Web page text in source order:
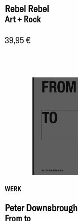
Rebel Rebel
Art + Rock
39,95 €
WERK
Peter Downsbrough
From to